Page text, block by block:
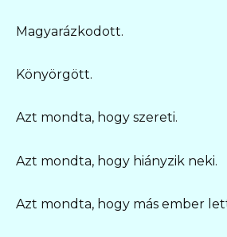
Magyarázkodott.
Könyörgött.
Azt mondta, hogy szereti.
Azt mondta, hogy hiányzik neki.
Azt mondta, hogy más ember